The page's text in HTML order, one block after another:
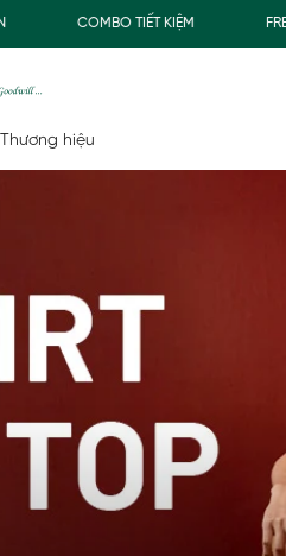
COMBO TIẾT KIỆM
Thương hiệu